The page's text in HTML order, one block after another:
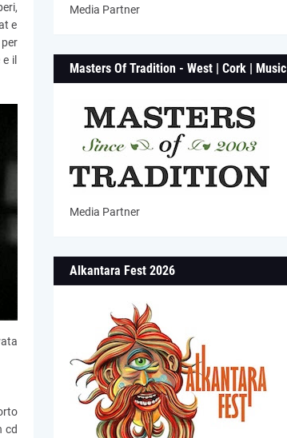
e
il
cd
Media Partner
Masters Of Tradition - West | Cork | Music
Media Partner
Alkantara Fest 2026